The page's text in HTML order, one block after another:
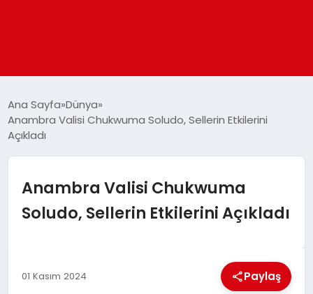
GÜNDEM
DÜNYA
EĞITIM
Ana Sayfa Dünya
Anambra Valisi Chukwuma Soludo, Sellerin Etkilerini
Açıkladı
Anambra Valisi Chukwuma
Soludo, Sellerin Etkilerini Açıkladı
01 Kasım 2024 Paylaş